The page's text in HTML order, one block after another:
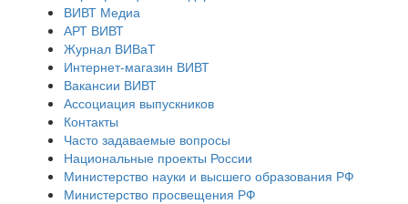
ВИВТ Медиа
АРТ ВИВТ
Журнал ВИВаТ
Интернет-магазин ВИВТ
Вакансии ВИВТ
Ассоциация выпускников
Контакты
Часто задаваемые вопросы
Национальные проекты России
Министерство науки и высшего образования РФ
Министерство просвещения РФ